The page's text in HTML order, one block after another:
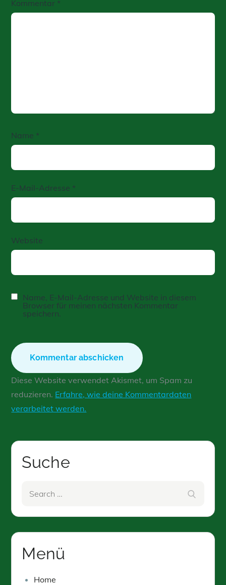
Kommentar *
Name *
E-Mail-Adresse *
Website
Name, E-Mail-Adresse und Website in diesem
Browser für meinen nächsten Kommentar
speichern.
Diese Website verwendet Akismet, um Spam zu
reduzieren. Erfahre, wie deine Kommentardaten
verarbeitet werden.
Suche
Menü
Home